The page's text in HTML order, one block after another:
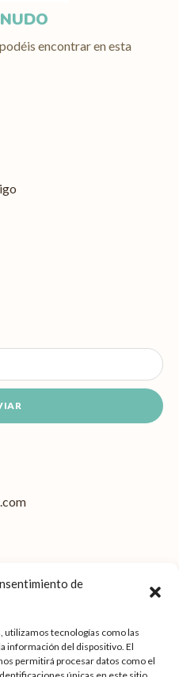
de
tecnologías como las
información del dispositivo. El
permitirá procesar datos como el
encontrar en esta